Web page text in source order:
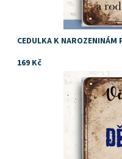
CEDULKA K NAROZENINÁM
169 Kč
Dárek pro dědečka
Skladem